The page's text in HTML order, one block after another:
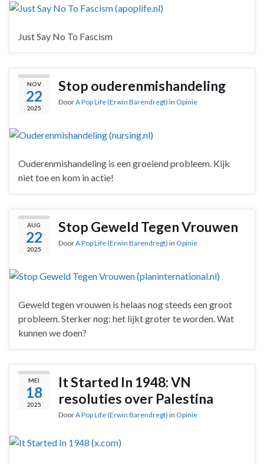
Just Say No To Fascism
NOV
22
2025
Stop ouderenmishandeling
DoorA Pop Life (Erwin Barendregt) in Opinie
Ouderenmishandeling is een groeiend probleem. Kijk
niet toe en kom in actie!
AUG
22
2025
Stop Geweld Tegen Vrouwen
DoorA Pop Life (Erwin Barendregt) in Opinie
Geweld tegen vrouwen is helaas nog steeds een groot
probleem. Sterker nog: het lijkt groter te worden. Wat
kunnen we doen?
MEI
18
2025
It Started In 1948: VN
resoluties over Palestina
DoorA Pop Life (Erwin Barendregt) in Opinie